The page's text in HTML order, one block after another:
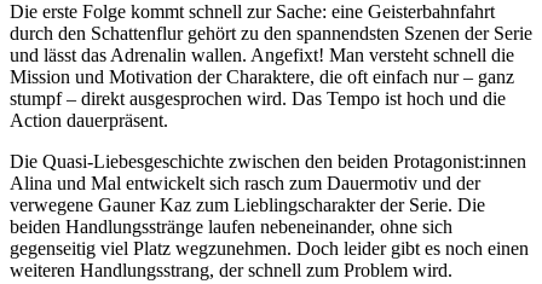
Die erste Folge kommt schnell zur Sache: eine Geisterbahnfahrt
durch den Schattenflur gehört zu den spannendsten Szenen der Serie
und lässt das Adrenalin wallen. Angefixt! Man versteht schnell die
Mission und Motivation der Charaktere, die oft einfach nur – ganz
stumpf – direkt ausgesprochen wird. Das Tempo ist hoch und die
Action dauerpräsent.
Die Quasi-Liebesgeschichte zwischen den beiden Protagonist:innen
Alina und Mal entwickelt sich rasch zum Dauermotiv und der
verwegene Gauner Kaz zum Lieblingscharakter der Serie. Die
beiden Handlungsstränge laufen nebeneinander, ohne sich
gegenseitig viel Platz wegzunehmen. Doch leider gibt es noch einen
weiteren Handlungsstrang, der schnell zum Problem wird.